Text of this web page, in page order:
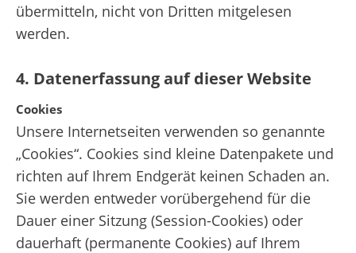
übermitteln, nicht von Dritten mitgelesen
werden.
4. Datenerfassung auf dieser Website
Cookies
Unsere Internetseiten verwenden so genannte
„Cookies“. Cookies sind kleine Datenpakete und
richten auf Ihrem Endgerät keinen Schaden an.
Sie werden entweder vorübergehend für die
Dauer einer Sitzung (Session-Cookies) oder
dauerhaft (permanente Cookies) auf Ihrem